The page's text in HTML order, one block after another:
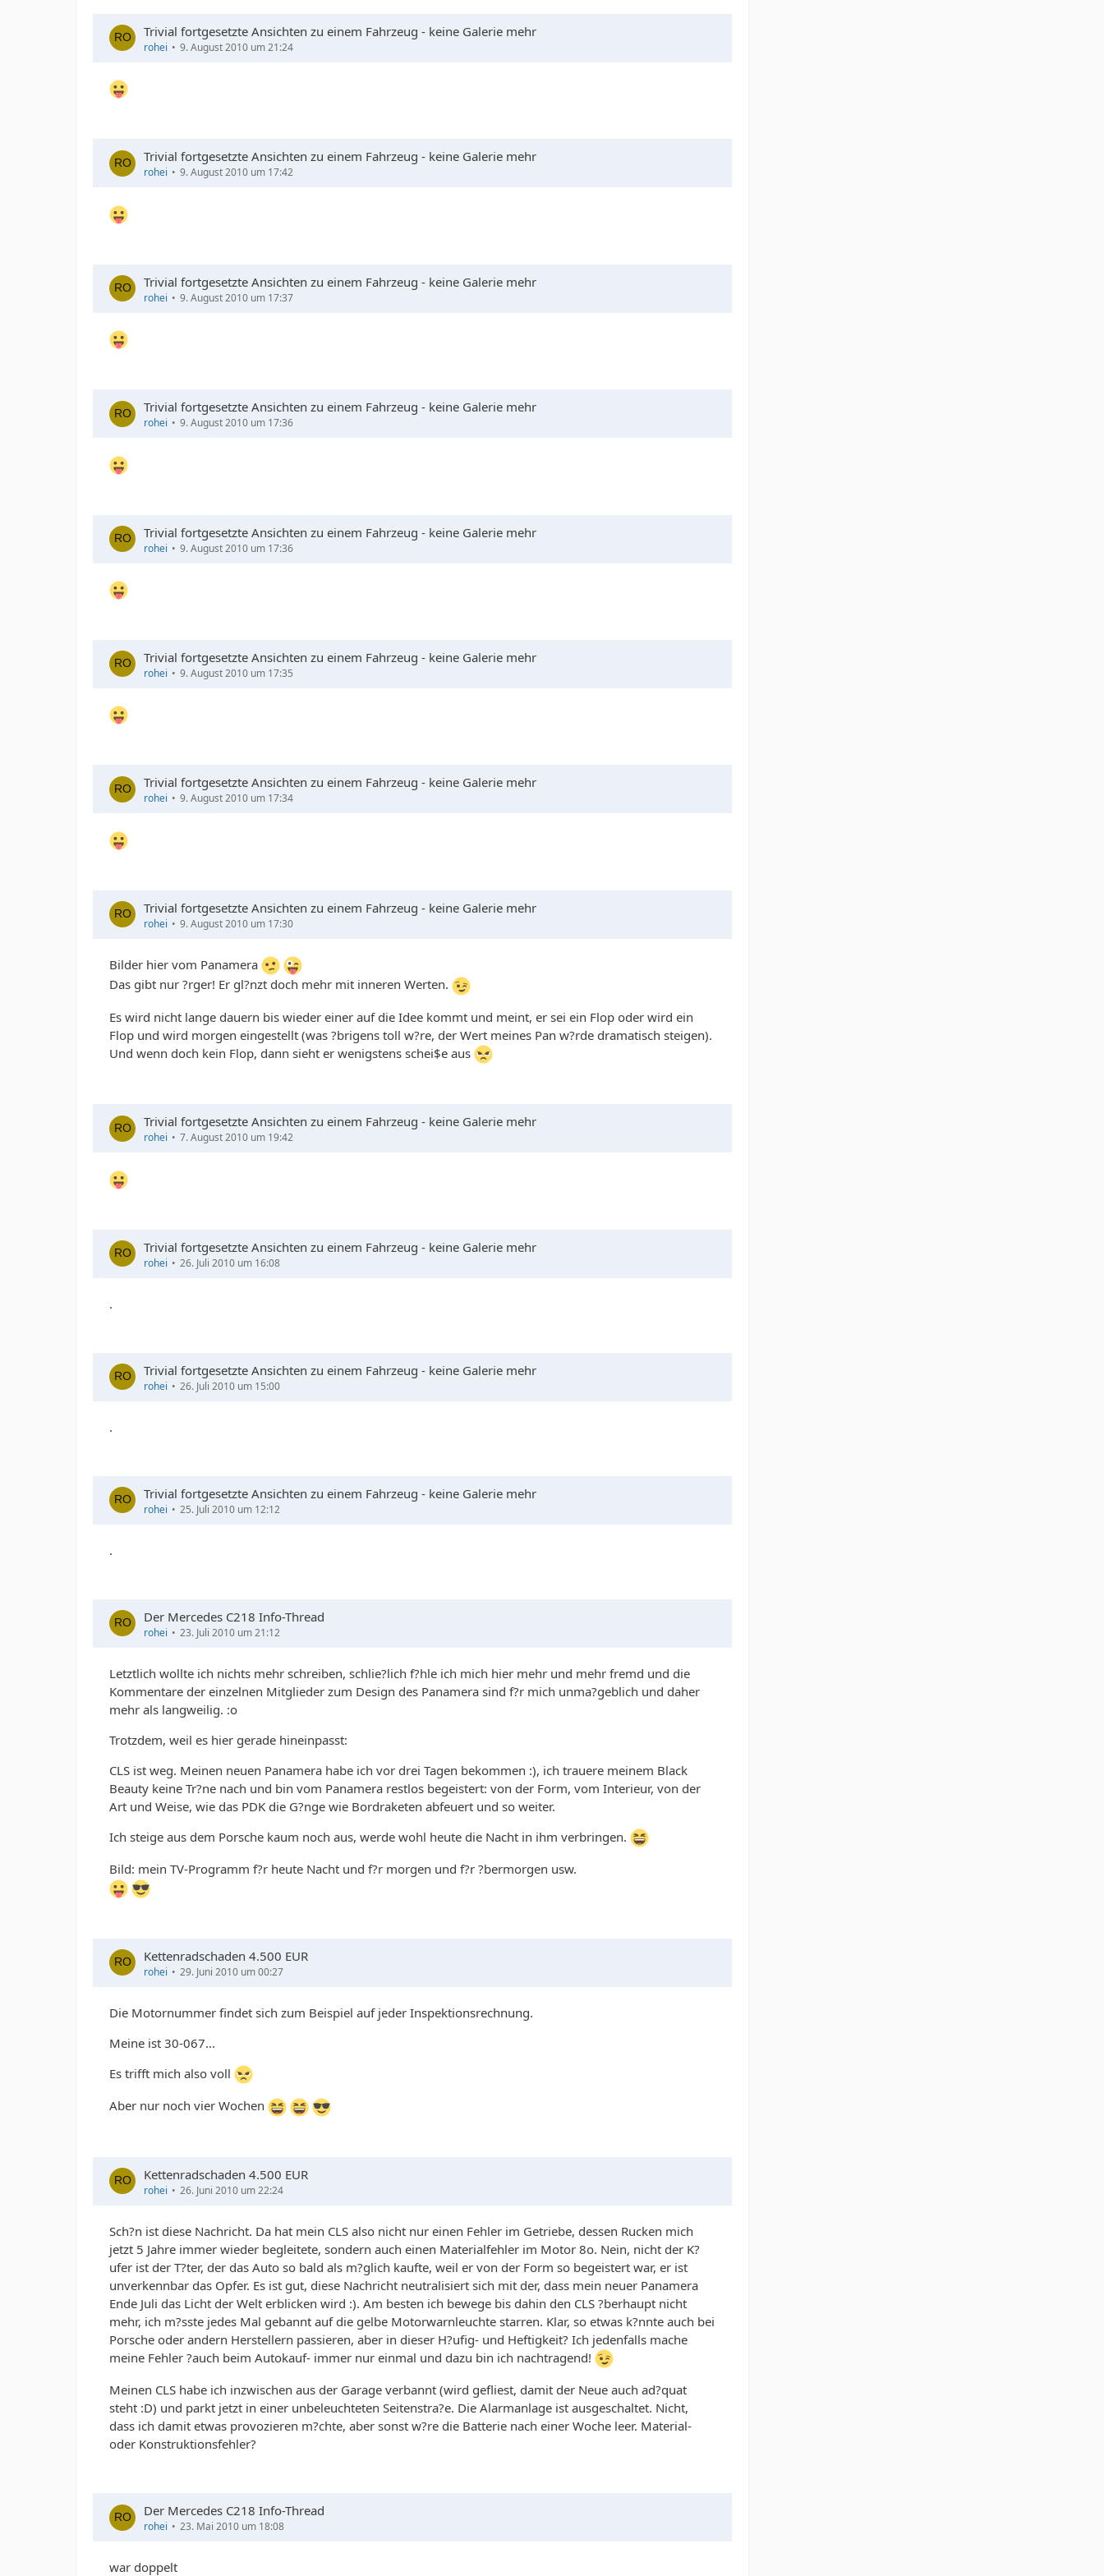
Trivial fortgesetzte Ansichten zu einem Fahrzeug - keine Galerie mehr
rohei 9. August 2010 um 21:24
Trivial fortgesetzte Ansichten zu einem Fahrzeug - keine Galerie mehr
rohei 9. August 2010 um 17:42
Trivial fortgesetzte Ansichten zu einem Fahrzeug - keine Galerie mehr
rohei 9. August 2010 um 17:37
Trivial fortgesetzte Ansichten zu einem Fahrzeug - keine Galerie mehr
rohei 9. August 2010 um 17:36
Trivial fortgesetzte Ansichten zu einem Fahrzeug - keine Galerie mehr
rohei 9. August 2010 um 17:36
Trivial fortgesetzte Ansichten zu einem Fahrzeug - keine Galerie mehr
rohei 9. August 2010 um 17:35
Trivial fortgesetzte Ansichten zu einem Fahrzeug - keine Galerie mehr
rohei 9. August 2010 um 17:34
Trivial fortgesetzte Ansichten zu einem Fahrzeug - keine Galerie mehr
rohei 9. August 2010 um 17:30
Bilder hier vom Panamera
Das gibt nur ?rger! Er gl?nzt doch mehr mit inneren Werten.
Es wird nicht lange dauern bis wieder einer auf die Idee kommt und meint, er sei ein Flop oder wird ein
Flop und wird morgen eingestellt (was ?brigens toll w?re, der Wert meines Pan w?rde dramatisch steigen).
Und wenn doch kein Flop, dann sieht er wenigstens schei$e aus
Trivial fortgesetzte Ansichten zu einem Fahrzeug - keine Galerie mehr
rohei 7. August 2010 um 19:42
Trivial fortgesetzte Ansichten zu einem Fahrzeug - keine Galerie mehr
rohei 26. Juli 2010 um 16:08
.
Trivial fortgesetzte Ansichten zu einem Fahrzeug - keine Galerie mehr
rohei 26. Juli 2010 um 15:00
.
Trivial fortgesetzte Ansichten zu einem Fahrzeug - keine Galerie mehr
rohei 25. Juli 2010 um 12:12
.
Der Mercedes C218 Info-Thread
rohei 23. Juli 2010 um 21:12
Letztlich wollte ich nichts mehr schreiben, schlie?lich f?hle ich mich hier mehr und mehr fremd und die
Kommentare der einzelnen Mitglieder zum Design des Panamera sind f?r mich unma?geblich und daher
mehr als langweilig. :o
Trotzdem, weil es hier gerade hineinpasst:
CLS ist weg. Meinen neuen Panamera habe ich vor drei Tagen bekommen :), ich trauere meinem Black
Beauty keine Tr?ne nach und bin vom Panamera restlos begeistert: von der Form, vom Interieur, von der
Art und Weise, wie das PDK die G?nge wie Bordraketen abfeuert und so weiter.
Ich steige aus dem Porsche kaum noch aus, werde wohl heute die Nacht in ihm verbringen.
Bild: mein TV-Programm f?r heute Nacht und f?r morgen und f?r ?bermorgen usw.
Kettenradschaden 4.500 EUR
rohei 29. Juni 2010 um 00:27
Die Motornummer findet sich zum Beispiel auf jeder Inspektionsrechnung.
Meine ist 30-067...
Es trifft mich also voll
Aber nur noch vier Wochen
Kettenradschaden 4.500 EUR
rohei 26. Juni 2010 um 22:24
Sch?n ist diese Nachricht. Da hat mein CLS also nicht nur einen Fehler im Getriebe, dessen Rucken mich
jetzt 5 Jahre immer wieder begleitete, sondern auch einen Materialfehler im Motor 8o. Nein, nicht der K?
ufer ist der T?ter, der das Auto so bald als m?glich kaufte, weil er von der Form so begeistert war, er ist
unverkennbar das Opfer. Es ist gut, diese Nachricht neutralisiert sich mit der, dass mein neuer Panamera
Ende Juli das Licht der Welt erblicken wird :). Am besten ich bewege bis dahin den CLS ?berhaupt nicht
mehr, ich m?sste jedes Mal gebannt auf die gelbe Motorwarnleuchte starren. Klar, so etwas k?nnte auch bei
Porsche oder andern Herstellern passieren, aber in dieser H?ufig- und Heftigkeit? Ich jedenfalls mache
meine Fehler ?auch beim Autokauf- immer nur einmal und dazu bin ich nachtragend!
Meinen CLS habe ich inzwischen aus der Garage verbannt (wird gefliest, damit der Neue auch ad?quat
steht :D) und parkt jetzt in einer unbeleuchteten Seitenstra?e. Die Alarmanlage ist ausgeschaltet. Nicht,
dass ich damit etwas provozieren m?chte, aber sonst w?re die Batterie nach einer Woche leer. Material-
oder Konstruktionsfehler?
Der Mercedes C218 Info-Thread
rohei 23. Mai 2010 um 18:08
war doppelt